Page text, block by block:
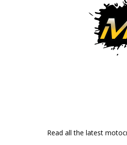
Read all the latest